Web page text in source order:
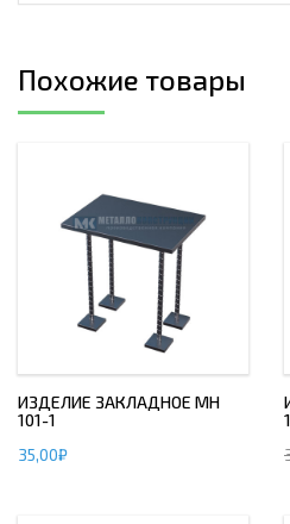
Похожие товары
ИЗДЕЛИЕ ЗАКЛАДНОЕ МН
101-1
35,00₽